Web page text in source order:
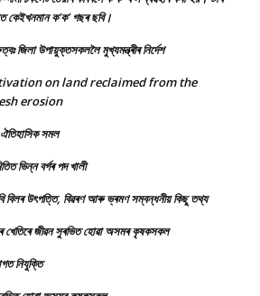
কেইখনমান ক’ক’ গছৰ ছবি।
জিলা উপায়ুক্তসকললৈ মুখ্যমন্ত্ৰীৰ নিৰ্দেশ
on land reclaimed from the
erosion
সমল
ভিন্ন বৰ্গৰ পদ খালী
বিলৰ উৎপত্তি, বিৱৰণ আৰু ভ্ৰমণ সম্বন্ধনীয় কিছু তথ্য
খেতিৰে জীৱন সুৰভিত হোৱা অসমৰ কৃষকসকল
নিযুক্তি